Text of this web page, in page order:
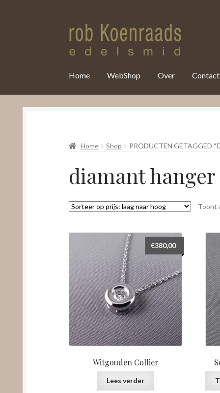
Home WebShop Over Contact
Home Shop PRODUCTEN GETAGGED
diamant hanger
Toont
Witgouden Collier
€380,00
Lees verder